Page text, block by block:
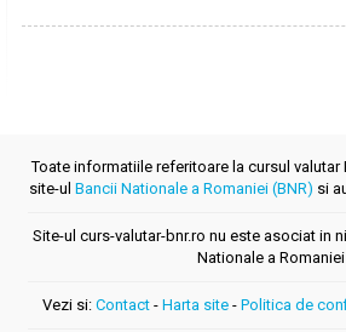
Toate informatiile referitoare la cursul valutar
site-ul Bancii Nationale a Romaniei (BNR) si
Site-ul curs-valutar-bnr.ro nu este asociat in
Nationale a Romaniei
Vezi si: Contact - Harta site - Politica de